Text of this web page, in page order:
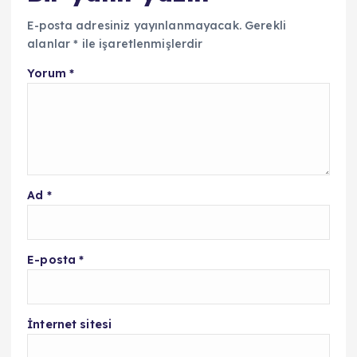
E-posta adresiniz yayınlanmayacak. Gerekli
alanlar* ile işaretlenmişlerdir
Yorum *
Ad *
E-posta*
İnternet sitesi